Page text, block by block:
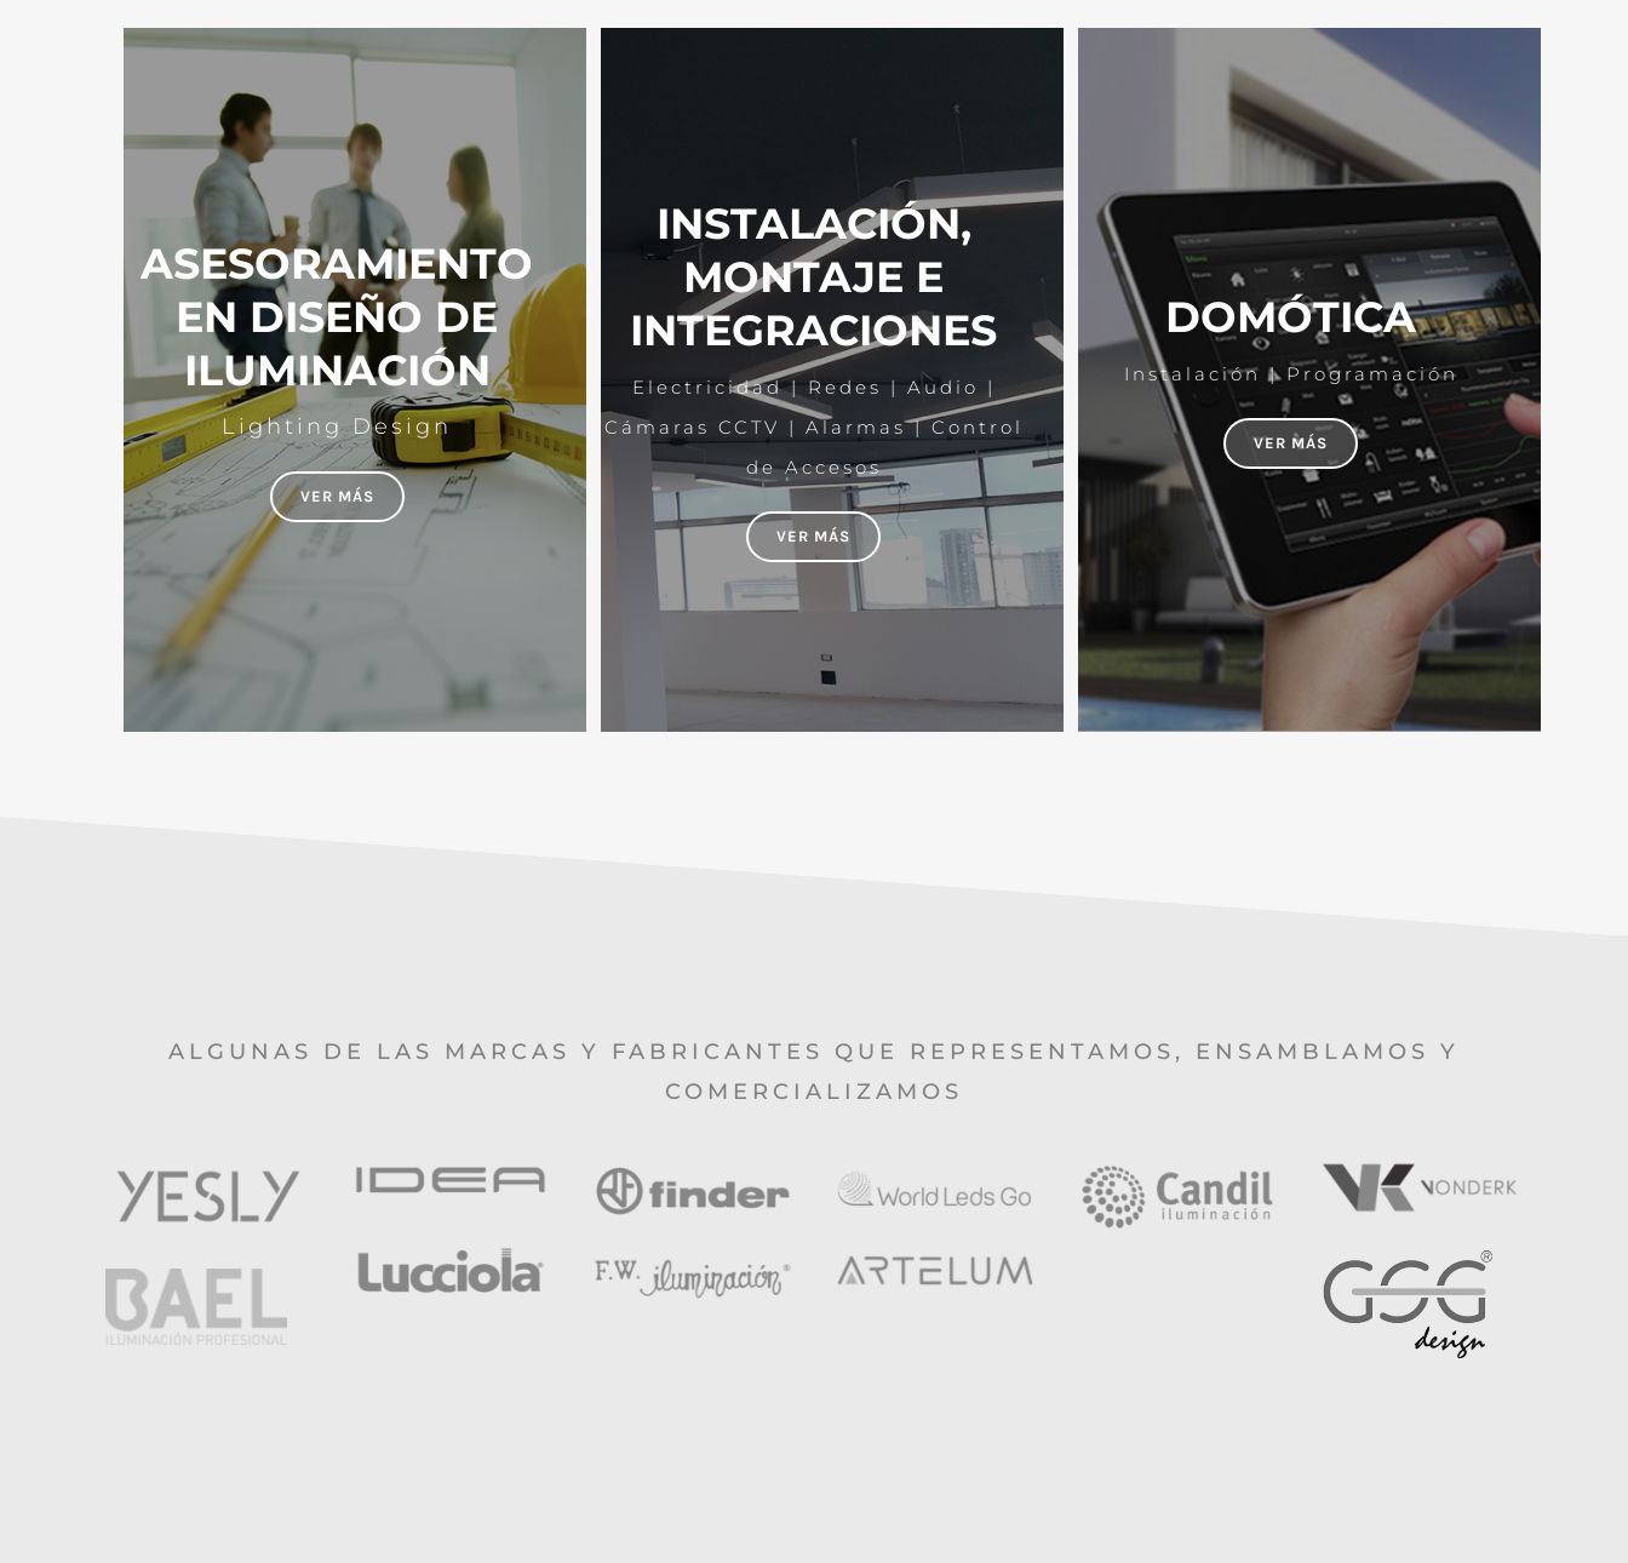
ASESORAMIENTO
EN DISEÑO DE
ILUMINACIÓN
Lighting Design
VER MÁS
INSTALACIÓN,
MONTAJE E
INTEGRACIONES
Electricidad | Redes | Audio |
Cámaras CCTV | Alarmas | Control
de Accesos
VER MÁS
DOMÓTICA
Instalación | Programación
VER MÁS
ALGUNAS DE LAS MARCAS Y FABRICANTES QUE REPRESENTAMOS, ENSAMBLAMOS Y
COMERCIALIZAMOS